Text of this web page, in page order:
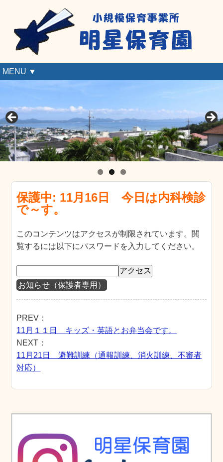
MENU ▼
保護中: 11月16日 今日は内科検診
で～す。
このコンテンツはアクセスが制限されています。閲
覧するには以下にパスワードを入力してください。
お知らせ（保護者専用）
PREV：
11月１１日 キッズ・英語とお弁当会です。
NEXT：
11月21日 避難訓練（通報訓練、消火訓練、不審者
対応）